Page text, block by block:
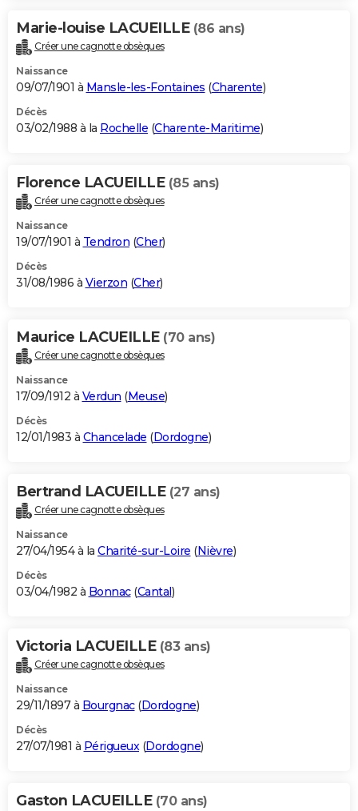
Marie-louise LACUEILLE (86 ans)
Créer une cagnotte obsèques
Naissance
09/07/1901 à Mansle-les-Fontaines (Charente)
Décès
03/02/1988 à la Rochelle (Charente-Maritime)
Florence LACUEILLE (85 ans)
Créer une cagnotte obsèques
Naissance
19/07/1901 à Tendron (Cher)
Décès
31/08/1986 à Vierzon (Cher)
Maurice LACUEILLE (70 ans)
Créer une cagnotte obsèques
Naissance
17/09/1912 à Verdun (Meuse)
Décès
12/01/1983 à Chancelade (Dordogne)
Bertrand LACUEILLE (27 ans)
Créer une cagnotte obsèques
Naissance
27/04/1954 à la Charité-sur-Loire (Nièvre)
Décès
03/04/1982 à Bonnac(Cantal)
Victoria LACUEILLE (83 ans)
Créer une cagnotte obsèques
Naissance
29/11/1897 à Bourgnac(Dordogne)
Décès
27/07/1981 à Périgueux(Dordogne)
Gaston LACUEILLE (70 ans)